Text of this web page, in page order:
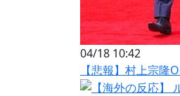
04/18 10:42
【悲報】村上宗隆